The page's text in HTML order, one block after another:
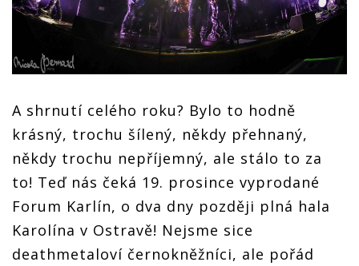
A shrnutí celého roku? Bylo to hodně
krásný, trochu šílený, někdy přehnaný,
někdy trochu nepříjemný, ale stálo to za
to! Teď nás čeká 19. prosince vyprodané
Forum Karlín, o dva dny později plná hala
Karolína v Ostravě! Nejsme sice
deathmetaloví černokněžníci, ale pořád